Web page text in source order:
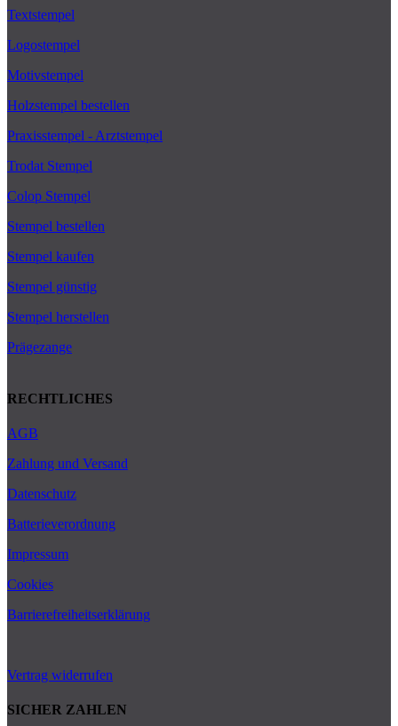
Textstempel
Logostempel
Motivstempel
Holzstempel bestellen
Praxisstempel - Arztstempel
Trodat Stempel
Colop Stempel
Stempel bestellen
Stempel kaufen
Stempel günstig
Stempel herstellen
Prägezange
RECHTLICHES
AGB
Zahlung und Versand
Datenschutz
Batterieverordnung
Impressum
Cookies
Barrierefreiheitserklärung
Vertrag widerrufen
SICHER ZAHLEN